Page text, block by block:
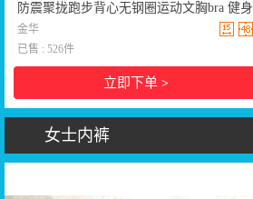
防震聚拢跑步背心无钢圈运动文胸bra 健身
瑜伽前拉链运动内衣
金华
已售 : 526件
立即下单 >
女士内裤